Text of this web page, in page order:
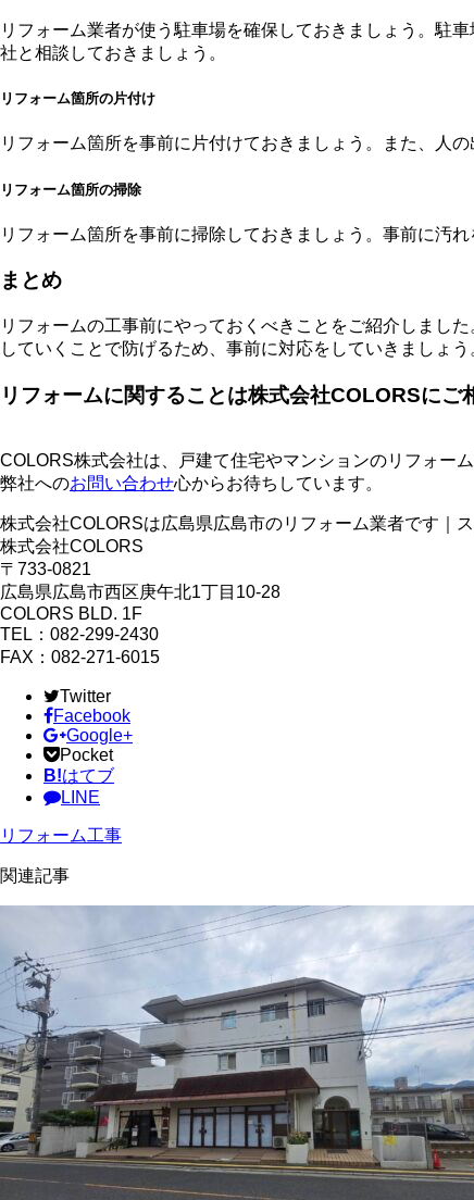
リフォーム業者が使う駐車場を確保しておきましょう。駐
社と相談しておきましょう。
リフォーム箇所の片付け
リフォーム箇所を事前に片付けておきましょう。また、人
リフォーム箇所の掃除
リフォーム箇所を事前に掃除しておきましょう。事前に汚
まとめ
リフォームの工事前にやっておくべきことをご紹介しまし
していくことで防げるため、事前に対応をしていきましょう
リフォームに関することは株式会社COLORSにご
COLORS株式会社は、戸建て住宅やマンションのリフォー
弊社へのお問い合わせ心からお待ちしています。
株式会社COLORSは広島県広島市のリフォーム業者です｜
株式会社COLORS
〒733-0821
広島県広島市西区庚午北1丁目10-28
COLORS BLD. 1F
TEL：082-299-2430
FAX：082-271-6015
Twitter
Facebook
Google+
Pocket
B!はてブ
LINE
リフォーム工事
関連記事